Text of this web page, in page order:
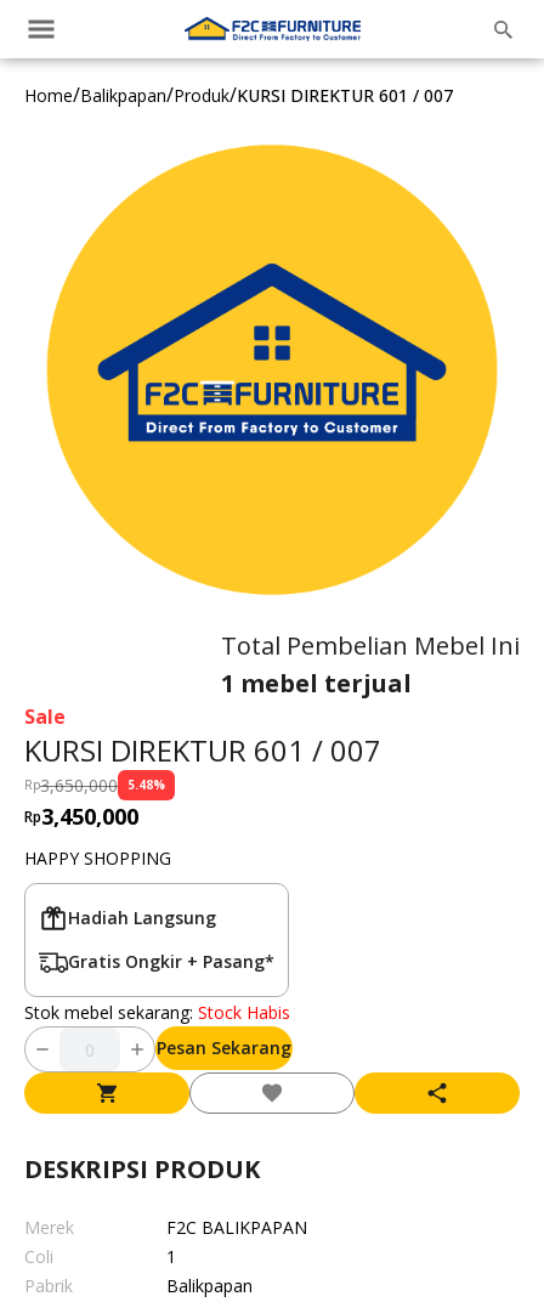
Home/Balikpapan/Produk/KURSI DIREKTUR 601 / 007
Total Pembelian Mebel Ini
1 mebel terjual
Sale
KURSI DIREKTUR 601 / 007
Rp3,650,000 5.48%
Rp3,450,000
HAPPY SHOPPING
Hadiah Langsung
Gratis Ongkir + Pasang*
Stok mebel sekarang: Stock Habis
Pesan Sekarang
DESKRIPSI PRODUK
Merek
F2C BALIKPAPAN
Coli
1
Pabrik
Balikpapan